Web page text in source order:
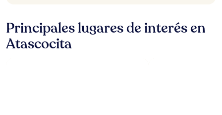
Principales lugares de interés en
Atascocita